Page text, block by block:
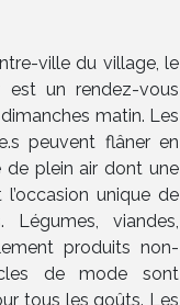
ville du village, le
un rendez-vous
matin. Les
peuvent flâner en
plein air dont une
unique de
viandes,
produits non-
de mode sont
tous les goûts. Les